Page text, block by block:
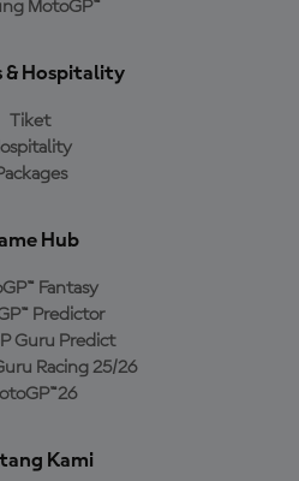
MotoGP™
& Hospitality
Tiket
Hub
Fantasy
Predictor
Guru Predict
Racing 25/26
Kami